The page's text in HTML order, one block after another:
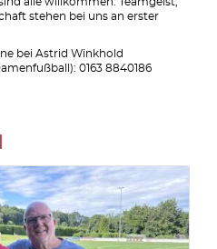
stehen bei uns an erster
bei Astrid Winkhold
0163 8840186